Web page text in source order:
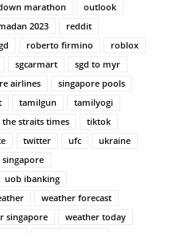
marathon
outlook
2023
reddit
roberto firmino
roblox
sgcarmart
sgd to myr
airlines
singapore pools
tamilgun
tamilyogi
the straits times
tiktok
twitter ufc
ukraine
uob ibanking
weather forecast
singapore
weather today